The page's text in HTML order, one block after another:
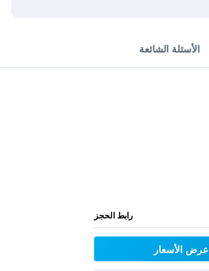
الأسئلة الشائعة
رابط الحجز
عرض الأسعار